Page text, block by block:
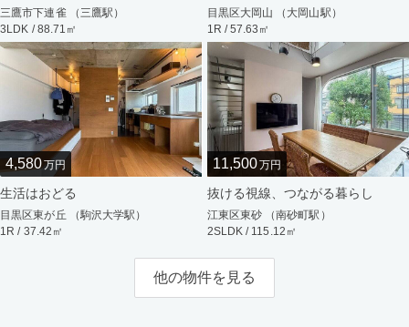
三鷹市下連雀 （三鷹駅）
3LDK / 88.71㎡
目黒区大岡山 （大岡山駅）
1R / 57.63㎡
4,580万円
生活はおどる
目黒区東が丘 （駒沢大学駅）
1R / 37.42㎡
11,500万円
抜ける視線、つながる暮らし
江東区東砂 （南砂町駅）
2SLDK / 115.12㎡
他の物件を見る